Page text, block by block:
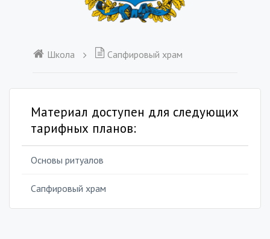
Школа Сапфировый храм
Материал доступен для следующих
тарифных планов:
Основы ритуалов
Сапфировый храм